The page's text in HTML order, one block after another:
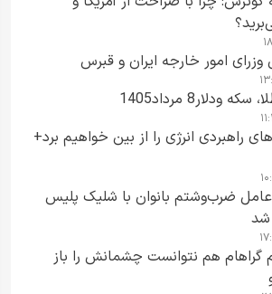
امور خارجه ایران و قبرس
مرداد1405
راهبردی انرژی را از بین خواهیم برد+
عامل ضرب‌وشتم بانوان با شلیک پلیس
شد
گراهام هم نتوانست چشمانش را باز